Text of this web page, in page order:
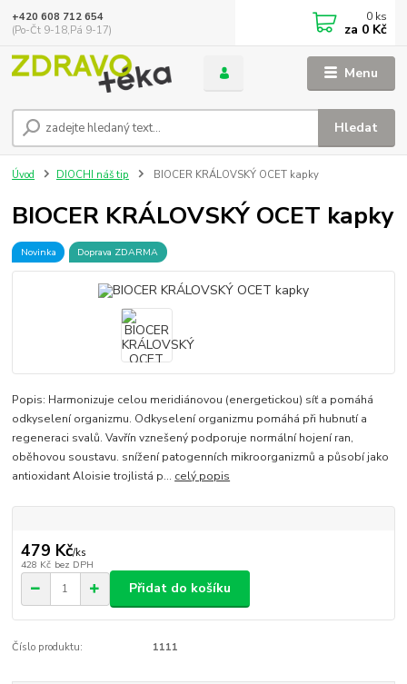
Menu
Hledat
+420 608 712 654
(Po-Čt 9-18,Pá 9-17)
0 ks
za 0 Kč
Úvod DIOCHI náš tip BIOCER KRÁLOVSKÝ OCET kapky
BIOCER KRÁLOVSKÝ OCET kapky
Novinka Doprava ZDARMA
Popis: Harmonizuje celou meridiánovou (energetickou) síť a pomáhá
odkyselení organizmu. Odkyselení organizmu pomáhá při hubnutí a
regeneraci svalů. Vavřín vznešený podporuje normální hojení ran,
oběhovou soustavu. snížení patogenních mikroorganizmů a působí jako
antioxidant Aloisie trojlistá p... celý popis
479 Kč/ks
428 Kč bez DPH
Přidat do košíku
Číslo produktu: 1111